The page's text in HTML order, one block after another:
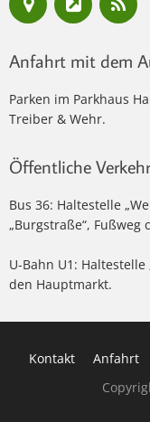
Anfahrt mit dem
Parken im Parkhaus
Treiber & Wehr.
Öffentliche
Bus 36: Haltestelle
„Burgstraße“, Fußweg
U-Bahn U1:
den Hauptmarkt.
Kontakt Anfahrt